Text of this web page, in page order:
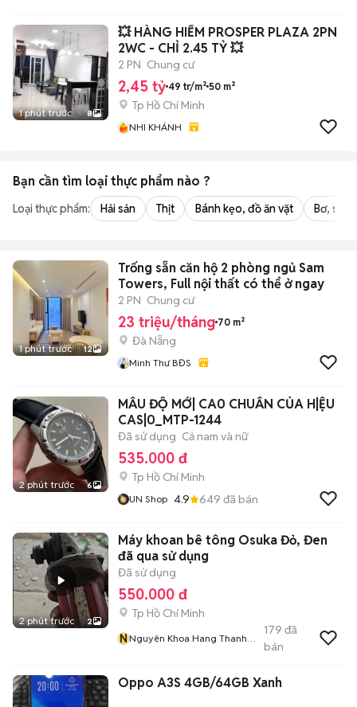
1 phút trước 8
💥 HÀNG HIẾM PROSPER PLAZA 2PN
2WC - CHỈ 2.45 TỶ 💥
2 PN Chung cư
2,45 tỷ 49 tr/m² 50 m²
Tp Hồ Chí Minh
NHI KHÁNH
Bạn cần tìm loại thực phẩm nào ?
Loại thực phẩm: Hải sản Thịt Bánh kẹo, đồ ăn vặt Bơ,
1 phút trước 12
Trống sẵn căn hộ 2 phòng ngủ Sam
Towers, Full nội thất có thể ở ngay
2 PN Chung cư
23 triệu/tháng 70 m²
Đà Nẵng
Minh Thư BĐS
2 phút trước 6
MẪU ĐỘ MỚ| CA0 CHUẨN CỦA H|ỆU
CAS|0_MTP-1244
Đã sử dụng Cả nam và nữ
535.000 đ
Tp Hồ Chí Minh
UN Shop 4.9 649 đã bán
2 phút trước 2
Máy khoan bê tông Osuka Đỏ, Đen
đã qua sử dụng
Đã sử dụng
550.000 đ
Tp Hồ Chí Minh
NNguyên Khoa Hang Thanh
179 đã
bán
Oppo A3S 4GB/64GB Xanh